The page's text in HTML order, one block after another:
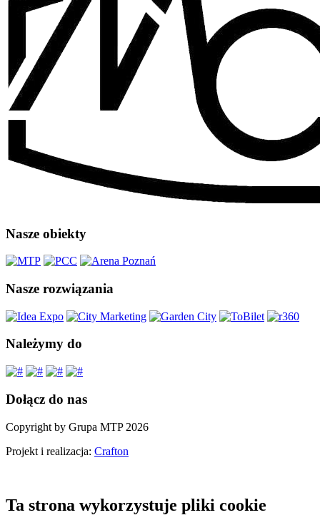
Nasze obiekty
Nasze rozwiązania
Należymy do
Dołącz do nas
Copyright by Grupa MTP 2026
Projekt i realizacja: Crafton
Ta strona wykorzystuje pliki cookie